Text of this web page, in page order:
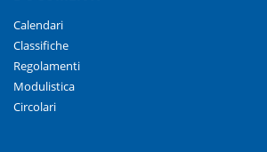
Calendari
Classifiche
Regolamenti
Modulistica
Circolari